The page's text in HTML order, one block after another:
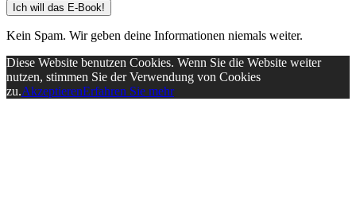
Ich will das E-Book!
Kein Spam. Wir geben deine Informationen niemals weiter.
Diese Website benutzen Cookies. Wenn Sie die Website weiter
nutzen, stimmen Sie der Verwendung von Cookies
zu.AkzeptierenErfahren Sie mehr